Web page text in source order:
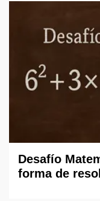
Desafío
forma de